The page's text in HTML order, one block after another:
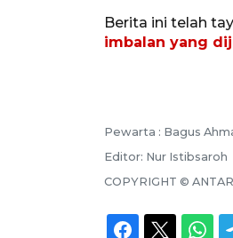
Berita ini telah
imbalan yang
Pewarta : Bagus
Editor: Nur Istibsaroh
COPYRIGHT ©